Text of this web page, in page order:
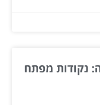
נקודות מפתח